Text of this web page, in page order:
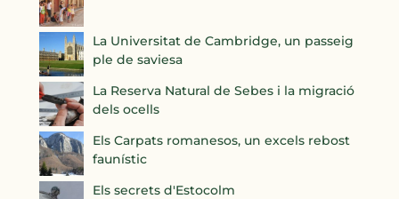
La Universitat de Cambridge, un passeig
ple de saviesa
La Reserva Natural de Sebes i la migració
dels ocells
Els Carpats romanesos, un excels rebost
faunístic
Els secrets d'Estocolm